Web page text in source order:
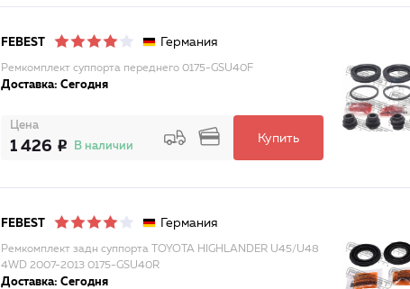
FEBEST Германия
Ремкомплект суппорта переднего 0175-GSU40F
Доставка: Сегодня
Цена
1 426 В наличии
Купить
FEBEST Германия
Ремкомплект задн суппорта TOYOTA HIGHLANDER U45/U48
4WD 2007-2013 0175-GSU40R
Доставка: Сегодня